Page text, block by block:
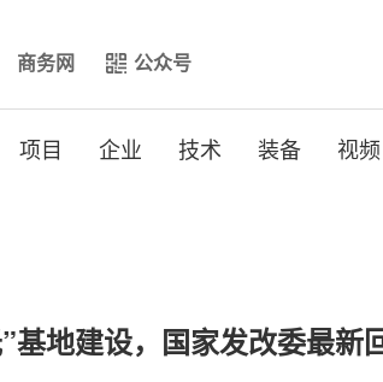
商务网 公众号
项目 企业 技术 装备 视频
基地建设，国家发改委最新